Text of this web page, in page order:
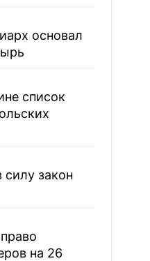
основал
список
закон
на 26